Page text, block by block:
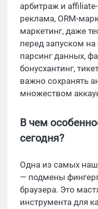
арбитраж и
реклама, ORM-
маркетинг, даже
перед запуском
парсинг данных,
бонусхантинг,
важно сохранять
множеством
В чем
сегодня?
Одна из самых
— подмены
браузера. Это
инструмента для